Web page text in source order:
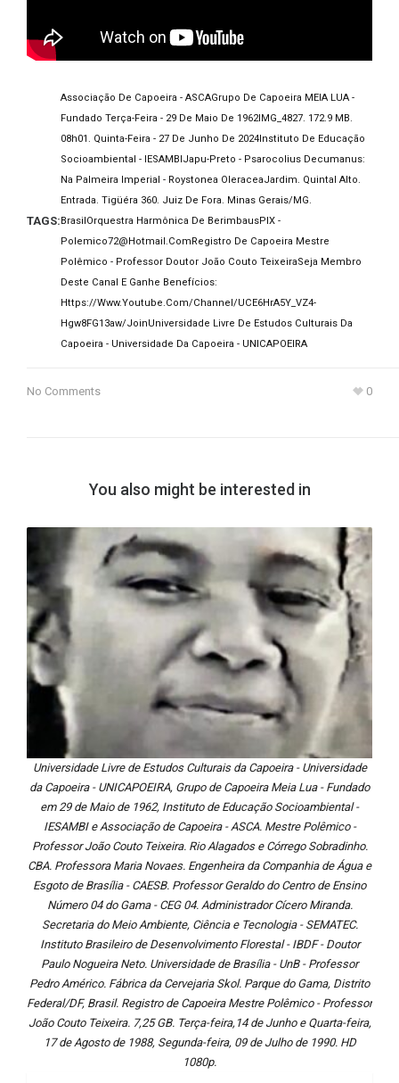
TAGS:
Associação De Capoeira - ASCAGrupo De Capoeira MEIA LUA -
Fundado Terça-Feira - 29 De Maio De 1962IMG_4827. 172.9 MB.
08h01. Quinta-Feira - 27 De Junho De 2024 Instituto De Educação
Socioambiental - IESAMBI Japu-Preto - Psarocolius Decumanus:
Na Palmeira Imperial - Roystonea OleraceaJardim. Quintal Alto.
Entrada. Tigüéra 360. Juiz De Fora. Minas Gerais/MG.
Brasil Orquestra Harmônica De BerimbausPIX -
Polemico72@hotmail.com Registro De Capoeira Mestre
Polêmico - Professor Doutor João Couto TeixeiraSeja Membro
Deste Canal E Ganhe Benefícios:
Https://www.youtube.com/channel/UCE6HrA5Y_VZ4-
Hgw8FG13aw/joinUniversidade Livre De Estudos Culturais Da
Capoeira - Universidade Da Capoeira - UNICAPOEIRA
No Comments 0
You also might be interested in
Universidade Livre de Estudos Culturais da Capoeira - Universidade
da Capoeira - UNICAPOEIRA, Grupo de Capoeira Meia Lua - Fundado
em 29 de Maio de 1962, Instituto de Educação Socioambiental -
IESAMBI e Associação de Capoeira - ASCA. Mestre Polêmico -
Professor João Couto Teixeira. Rio Alagados e Córrego Sobradinho.
CBA. Professora Maria Novaes. Engenheira da Companhia de Água e
Esgoto de Brasília - CAESB. Professor Geraldo do Centro de Ensino
Número 04 do Gama - CEG 04. Administrador Cícero Miranda.
Secretaria do Meio Ambiente, Ciência e Tecnologia - SEMATEC.
Instituto Brasileiro de Desenvolvimento Florestal - IBDF - Doutor
Paulo Nogueira Neto. Universidade de Brasília - UnB - Professor
Pedro Américo. Fábrica da Cervejaria Skol. Parque do Gama, Distrito
Federal/DF, Brasil. Registro de Capoeira Mestre Polêmico - Professor
João Couto Teixeira. 7,25 GB. Terça-feira,14 de Junho e Quarta-feira,
17 de Agosto de 1988, Segunda-feira, 09 de Julho de 1990. HD
1080p.